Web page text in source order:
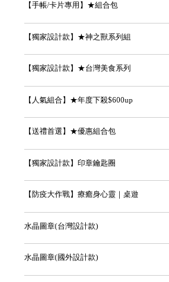
【手帳/卡片專用】★組合包
【獨家設計款】★神之獸系列組
【獨家設計款】★台灣美食系列
【人氣組合】★年度下殺$600up
【送禮首選】★優惠組合包
【獨家設計款】印章鑰匙圈
【防疫大作戰】療癒身心靈｜桌遊
水晶圖章(台灣設計款)
水晶圖章(國外設計款)